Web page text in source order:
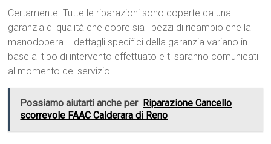
Certamente. Tutte le riparazioni sono coperte da una
garanzia di qualità che copre sia i pezzi di ricambio che la
manodopera. I dettagli specifici della garanzia variano in
base al tipo di intervento effettuato e ti saranno comunicati
al momento del servizio.
Possiamo aiutarti anche per Riparazione Cancello
scorrevole FAAC Calderara di Reno